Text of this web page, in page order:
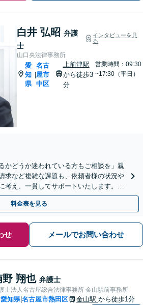
白井 弘昭 弁護
士
インタビューを見
る
山口央法律事務所
愛
知
県
名古
屋市
中区
上前津駅
から徒歩3
分
営業時間：09:30
~17:30（平日）
かどうか迷われている方もご相談を」親
求など複雑な課題も、依頼者様の状況や
考え、一貫してサポートいたします。
ください」【休日・夜間相談可】
料金表を見る
せ メールでお問い合わせ
野 翔也 弁護士
士法人名古屋総合法律事務所 金山駅前事務所
愛知県|名古屋市熱田区 金山駅 から徒歩1分